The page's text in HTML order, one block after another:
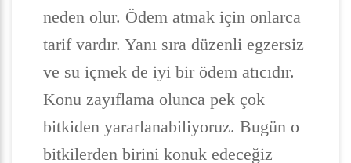
neden olur. Ödem atmak için onlarca
tarif vardır. Yanı sıra düzenli egzersiz
ve su içmek de iyi bir ödem atıcıdır.
Konu zayıflama olunca pek çok
bitkiden yararlanabiliyoruz. Bugün o
bitkilerden birini konuk edeceğiz